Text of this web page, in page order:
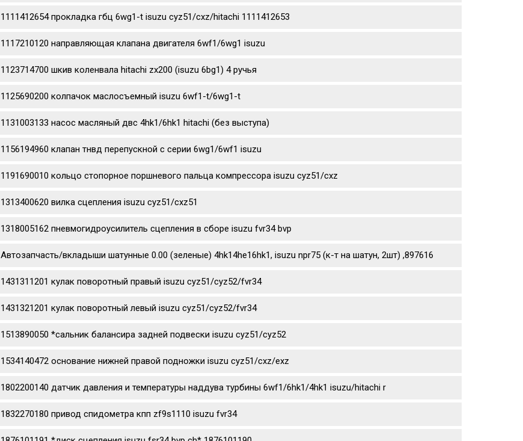
1111412654 прокладка гбц 6wg1-t isuzu cyz51/cxz/hitachi 1111412653
1117210120 направляющая клапана двигателя 6wf1/6wg1 isuzu
1123714700 шкив коленвала hitachi zx200 (isuzu 6bg1) 4 ручья
1125690200 колпачок маслосъемный isuzu 6wf1-t/6wg1-t
1131003133 насос масляный двс 4hk1/6hk1 hitachi (без выступа)
1156194960 клапан тнвд перепускной с серии 6wg1/6wf1 isuzu
1191690010 кольцо стопорное поршневого пальца компрессора isuzu cyz51/cxz
1313400620 вилка сцепления isuzu cyz51/cxz51
1318005162 пневмогидроусилитель сцепления в сборе isuzu fvr34 bvp
Автозапчасть/вкладыши шатунные 0.00 (зеленые) 4hk14he16hk1, isuzu npr75 (к-т на шатун, 2шт) ,897616
1431311201 кулак поворотный правый isuzu cyz51/cyz52/fvr34
1431321201 кулак поворотный левый isuzu cyz51/cyz52/fvr34
1513890050 *сальник балансира задней подвески isuzu cyz51/cyz52
1534140472 основание нижней правой подножки isuzu cyz51/cxz/exz
1802200140 датчик давления и температуры наддува турбины 6wf1/6hk1/4hk1 isuzu/hitachi r
1832270180 привод спидометра кпп zf9s1110 isuzu fvr34